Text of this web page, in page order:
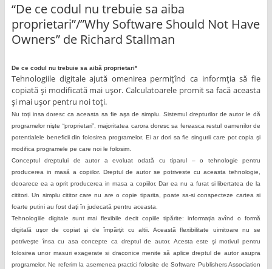
“De ce codul nu trebuie sa aiba
proprietari”/”Why Software Should Not Have
Owners” de Richard Stallman
De ce codul nu trebuie sa aibă proprietari*
Tehnologiile digitale ajută omenirea permiţînd ca informţia să fie
copiată şi modificată mai uşor. Calculatoarele promit sa facă aceasta
şi mai uşor pentru noi toţi.
Nu toţi insa doresc ca aceasta sa fie aşa de simplu. Sistemul drepturilor de autor le dă
programelor nişte “proprietari”, majoritatea carora doresc sa fereasca restul oamenilor de
potentialele beneficii din folosirea programelor. Ei ar dori sa fie singurii care pot copia şi
modifica programele pe care noi le folosim.
Conceptul dreptului de autor a evoluat odată cu tiparul – o tehnologie pentru
producerea in masă a copiilor. Dreptul de autor se potriveste cu aceasta tehnologie,
deoarece ea a oprit producerea in masa a copiilor. Dar ea nu a furat si libertatea de la
cititori. Un simplu cititor care nu are o copie tiparita, poate sa-si conspecteze cartea si
foarte putini au fost daţi în judecată pentru aceasta.
Tehnologiile digitale sunt mai flexibile decit copiile tipărite: informaţia avînd o formă
digitală uşor de copiat şi de împărţit cu altii. Această flexibilitate uimitoare nu se
potriveşte însa cu asa concepte ca dreptul de autor. Acesta este şi motivul pentru
folosirea unor masuri exagerate si draconice menite să aplice dreptul de autor asupra
programelor. Ne referim la asemenea practici folosite de Software Publishers Association